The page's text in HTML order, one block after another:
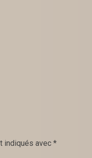
indiqués avec *